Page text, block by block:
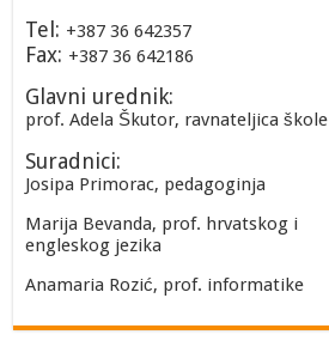
Tel: +387 36 642357
Fax: +387 36 642186
Glavni urednik:
prof. Adela Škutor, ravnateljica škole
Suradnici:
Josipa Primorac, pedagoginja
Marija Bevanda, prof. hrvatskog i
engleskog jezika
Anamaria Rozić, prof. informatike